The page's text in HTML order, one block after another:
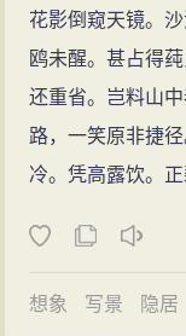
花影倒窥天镜。
鸥未醒。甚占得
还重省。岂料山
路，一笑原非捷
冷。凭高露饮。
想象 写景 隐居